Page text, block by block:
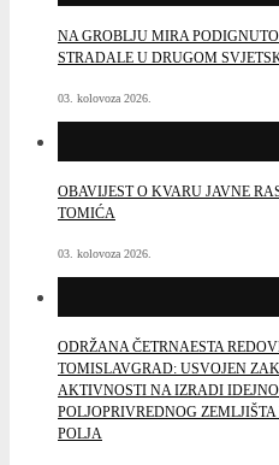
NA GROBLJU MIRA
STRADALE U DRUGOM
03. kolovoza 2026.
OBAVIJEST O KVARU JAVNE
TOMIĆA
03. kolovoza 2026.
ODRŽANA ČETRNAESTA
TOMISLAVGRAD: USVOJEN
AKTIVNOSTI NA IZRADI
POLJOPRIVREDNOG
POLJA